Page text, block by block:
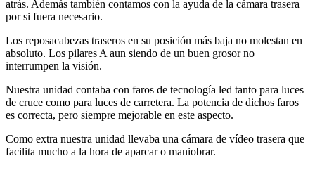
atrás. Además también contamos con la ayuda de la cámara trasera
por si fuera necesario.
Los reposacabezas traseros en su posición más baja no molestan en
absoluto. Los pilares A aun siendo de un buen grosor no
interrumpen la visión.
Nuestra unidad contaba con faros de tecnología led tanto para luces
de cruce como para luces de carretera. La potencia de dichos faros
es correcta, pero siempre mejorable en este aspecto.
Como extra nuestra unidad llevaba una cámara de vídeo trasera que
facilita mucho a la hora de aparcar o maniobrar.